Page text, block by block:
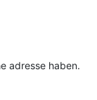
adresse haben.